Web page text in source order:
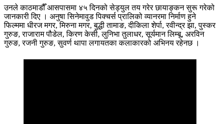
उनले काठमाडौँ आसपासमा ४५ दिनको सेड्युल तय गरेर छायाङ्कन सुरू गरेको
जानकारी दिए । अनुषा सिनेमावुड पिक्चर्स प्रालिको व्यानरमा निर्माण हुने
फिल्ममा धीरज मगर, मिरुना मगर, बुद्धी तामाङ, दीकिला शेर्पा, रवीन्द्र झा, पुस्कर
गुरुङ, राजाराम पौडेल, किरण केसी, लुनिभा तुलाधर, सूर्यमान लिम्बू, अरविन
गुरुङ, रजनी गुरुङ, सुवर्ण थापा लगायतका कलाकारको अभिनय रहेनछ ।